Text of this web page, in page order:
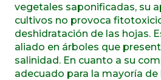
vegetales saponificadas, su
cultivos no provoca
deshidratación de las hojas.
aliado en árboles que
salinidad. En cuanto a su
adecuado para la mayoría